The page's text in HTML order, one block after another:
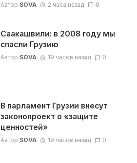
Автор SOVA 2 часа назад 0
Саакашвили: в 2008 году мы
спасли Грузию
Автор SOVA 19 часов назад 0
В парламент Грузии внесут
законопроект о «защите
ценностей»
Автор SOVA 19 часов назад 0